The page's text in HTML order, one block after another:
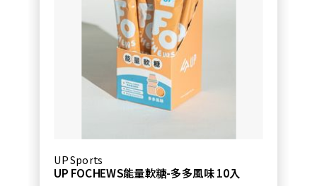
UP Sports
UP FOCHEWS能量軟糖-多多風味 10入